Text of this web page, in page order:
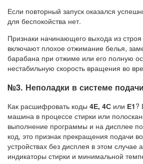
Если повторный запуск оказался
для беспокойства нет.
Признаки начинающего выхода из строя
включают плохое отжимание белья,
барабана при отжиме или его полную
нестабильную скорость вращения во
№3. Неполадки в системе
Как расшифровать коды 4Е, 4С или Е1?
машина в процессе стирки или
выполнение программы и на дисплее
код, это признак прекращения подачи
устройствах без дисплея в этом случае
индикаторы стирки и минимальной